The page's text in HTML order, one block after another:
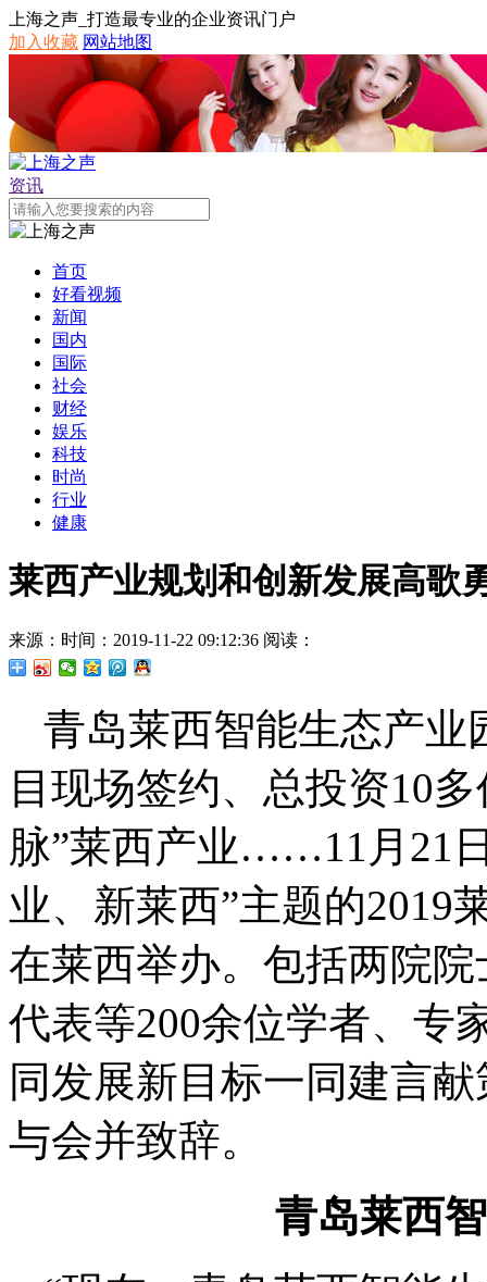
上海之声_打造最专业的企业资讯门户
加入收藏 网站地图
资讯
首页
好看视频
新闻
国内
国际
社会
财经
娱乐
科技
时尚
行业
健康
莱西产业规划和创新发展高歌
来源： 时间：2019-11-22 09:12:36 阅读：
青岛莱西智能生态产业
目现场签约、总投资10
脉”莱西产业……11月21
业、新莱西”主题的2019
在莱西举办。包括两院
代表等200余位学者、专
同发展新目标一同建言
与会并致辞。
青岛莱西